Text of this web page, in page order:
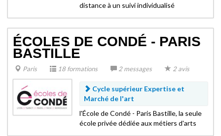
distance à un suivi individualisé
ÉCOLES DE CONDÉ - PARIS
BASTILLE
Paris 18 formations 2 messages 2 avis
Cycle supérieur Expertise et
Marché de l'art
l'École de Condé - Paris Bastille, la seule
école privée dédiée aux métiers d'arts